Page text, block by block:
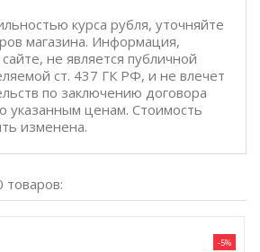
курса рубля, уточняйте
магазина. Информация,
не является публичной
ст. 437 ГК РФ, и не влечет
по заключению договора
указанным ценам. Стоимость
изменена.
товаров:
-5%